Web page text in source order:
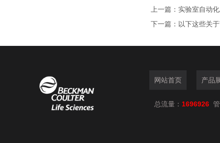
上一篇： 实验室自动
下一篇： 以下这些关
网站首页 产品
总流量： 1696926